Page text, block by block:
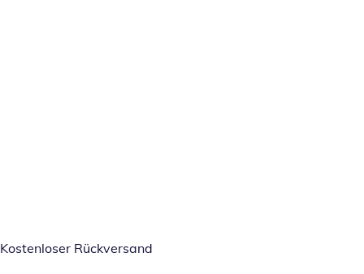
Kostenloser Rückversand